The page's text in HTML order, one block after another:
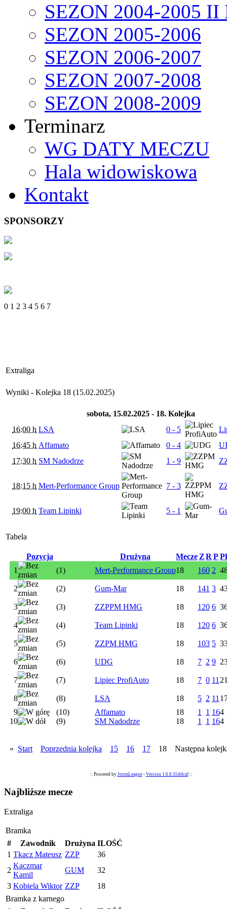
SEZON 2004-2005
SEZON 2005-2006
SEZON 2006-2007
SEZON 2007-2008
SEZON 2008-2009
Terminarz
WG DATY MECZU
Hala widowiskowa
Kontakt
SPONSORZY
0 1 2 3 4 5 6 7
Extraliga
Wyniki - Kolejka 18 (15.02.2025)
sobota, 15.02.2025 - 18. Kolejka
16:00 h LSA 0 - 5
16:45 h Affamato 0 - 4
17:30 h SM Nadodrze 1 - 9
18:15 h Mert-Performance Group 7 - 3
19:00 h Team Lipinki 5 - 1
Tabela
Pozycja Drużyna MeczeZRP
1
(1) Mert-Performance Group18 160 2
2 (2) Gum-Mar 18 141 3
3 (3) ZZPPM HMG 18 120 6
4 (4) Team Lipinki 18 120 6
5 (5) ZZPM HMG 18 103 5
6 (6) UDG 18 7 2 9
7 (7) Lipiec ProfiAuto 18 7 0 11
8 (8) LSA 18 5 2 11
9
(10) Affamato 18 1 1 164
10
(9) SM Nadodrze 18 1 1 164
« Start Poprzednia kolejka 15 16 17 18 Następna
:: Powered by JoomLeague- Version 1.6.0.35ddcaf::
Najbliższe mecze
Extraliga
Bramka
#
Zawodnik Drużyna ILOŚĆ
1 Tkacz Mateusz ZZP
36
2
Kaczmar
Kamil
GUM
32
3 Kobiela Wiktor ZZP
18
Bramka z karnego